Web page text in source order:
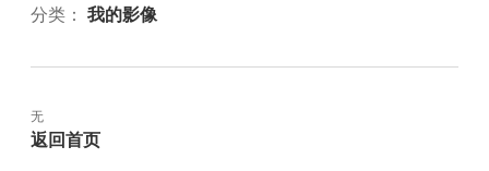
分类： 我的影像
无
返回首页